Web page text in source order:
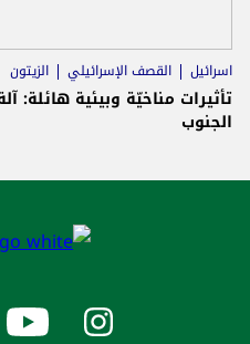
اسرائيل القصف الإسرائيلي الزيتون
تأثيرات مناخيّة وبيئية هائلة:
الجنوب